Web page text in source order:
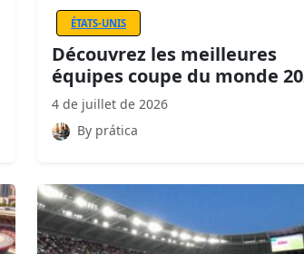
ÉTATS-UNIS
Découvrez les meilleures
équipes coupe du monde
4 de juillet de 2026
By prática